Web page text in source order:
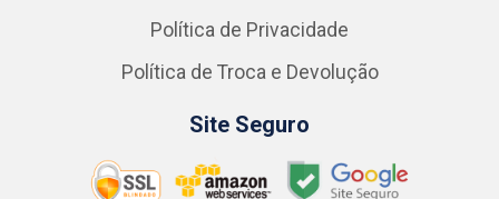
Política de Privacidade
Política de Troca e Devolução
Site Seguro